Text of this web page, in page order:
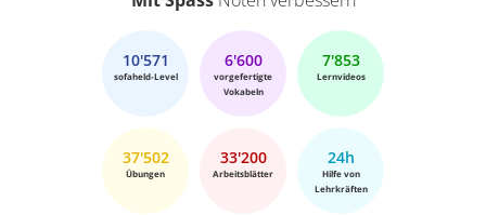
10'571
sofaheld-Level
6'600
vorgefertigte
Vokabeln
7'853
Lernvideos
37'502
Übungen
33'200
Arbeitsblätter
24h
Hilfe von
Lehrkräften